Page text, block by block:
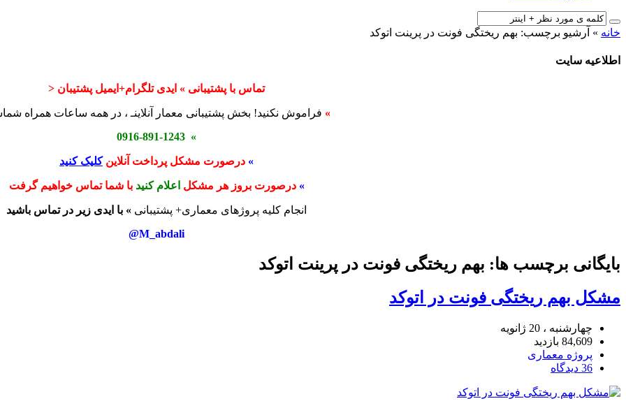
خانه » آرشیو برچسب: بهم ریختگی فونت در پرینت اتوکد
اطلاعیه سایت
تماس با پشتیبانی » ایدی تلگرام+ایمیل پشتیبان <
» فراموش نکنید! بخش پشتیبانی معمار آنلاینـ ، در همه ساعات همراه
» 0916-891-1243
» درصورت مشکل پرداخت آنلاینکلیک کنید
» درصورت بروز هر مشکل اعلام کنید با شما تماس خواهیم گرفت
انجام کلیه پروژهای معماری+ پشتیبانی » با ایدی زیر در تماس باشید
M_abdali@
بایگانی برچسب ها: بهم ریختگی فونت در پرینت اتوکد
مشکل بهم ریختگی فونت در اتوکد
چهارشنبه ، 20 ژانویه
84,609 بازدید
پروژه معماری
36 دیدگاه